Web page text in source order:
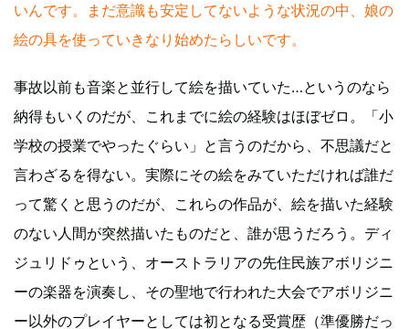
いんです。まだ意識も安定してないような状況の中、娘の
絵の具を使っていきなり始めたらしいです。
事故以前も音楽と並行して絵を描いていた…というのなら
納得もいくのだが、これまでに絵の経験はほぼゼロ。「小
学校の授業でやったぐらい」と言うのだから、不思議だと
言わざるを得ない。実際にその絵をみていただければ誰だ
って驚くと思うのだが、これらの作品が、絵を描いた経験
のない人間が突然描いたものだと、誰が思うだろう。ディ
ジュリドゥという、オーストラリアの先住民族アボリジニ
ーの楽器を演奏し、その聖地で行われた大会でアボリジニ
ー以外のプレイヤーとしては初となる受賞歴（準優勝だっ